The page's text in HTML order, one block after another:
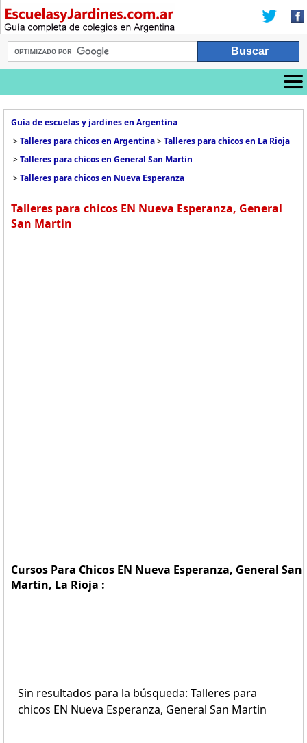
Guía de escuelas y jardines en Argentina
>Talleres para chicos en Argentina>Talleres para chicos en La Rioja
>Talleres para chicos en General San Martin
>Talleres para chicos en Nueva Esperanza
Talleres para chicos EN Nueva Esperanza, General
San Martin
Cursos Para Chicos EN Nueva Esperanza, General San
Martin, La Rioja :
Sin resultados para la búsqueda: Talleres para
chicos EN Nueva Esperanza, General San Martin